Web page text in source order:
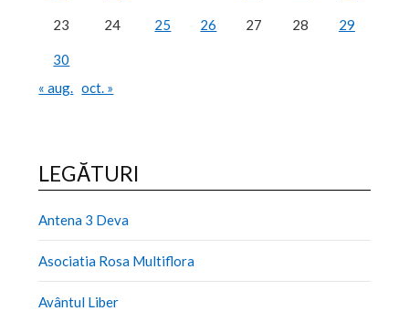
23 24 25 26 27 28 29
30
« aug.
oct. »
LEGĂTURI
Antena 3 Deva
Asociatia Rosa Multiflora
Avântul Liber